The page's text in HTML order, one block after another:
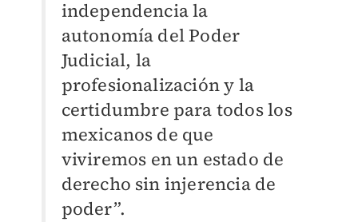
independencia la
autonomía del Poder
Judicial, la
profesionalización y la
certidumbre para todos los
mexicanos de que
viviremos en un estado de
derecho sin injerencia de
poder”.